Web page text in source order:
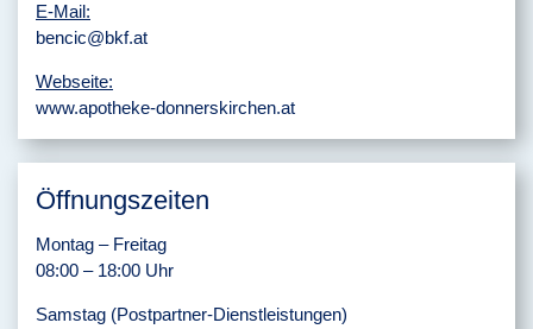
E-Mail:
bencic@bkf.at
Webseite:
www.apotheke-donnerskirchen.at
Öffnungszeiten
Montag – Freitag
08:00 – 18:00 Uhr
Samstag (Postpartner-Dienstleistungen)